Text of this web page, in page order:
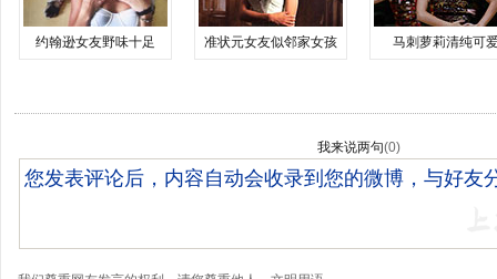
约翰逊女友野味十足 准状元女友似邻家女孩 马刺萝莉清纯可
我来说两句(0)